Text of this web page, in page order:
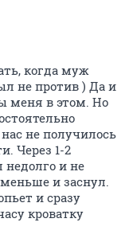
когда муж
не против ) Да и
меня в этом. Но
не получилось
Через 1-2
недолго и не
и заснул.
и сразу
кроватку